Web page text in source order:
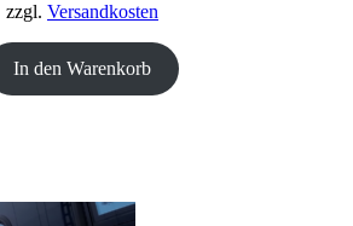
zzgl. Versandkosten
In den Warenkorb